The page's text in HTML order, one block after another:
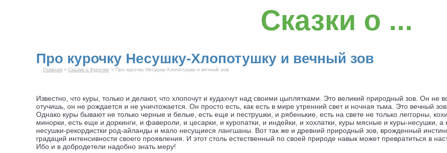
Сказки о ...
Про курочку Несушку-Хлопотушку и вечный зов
Главная > Сказки о Курочке > Про курочку Несушку-Хлопотушку и вечный зов
Известно, что куры, только и делают, что хлопочут и кудахчут над своими цыплятками. Это великий природный зов. Он не
отучишь, он не рождается и не уничтожается. Он просто есть, как есть в мире утренний свет и ночная тьма. Это вечный
Однако куры бывают не только черные и белые, есть еще и пеструшки, и рябенькие, есть на свете не только леггорны,
минорки, есть еще и доркинги, и фавероли, и цесарки, и куропатки, и индейки, и хохлатки, куры мясные и куры-несушки,
несушки-рекордистки род-айланды и мало несущиеся лангшаны. Вот так же и древний природный зов, врожденный
градаций интенсивности своего проявления. И этот столь естественный по своей природе навык может превратиться в
Ибо и в добродетели надобно знать меру!